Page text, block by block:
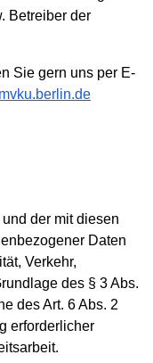
Betreiber der
Sie gern uns per E-
der mit diesen
Daten
Verkehr,
des § 3 Abs.
des Art. 6 Abs. 2
erforderlicher